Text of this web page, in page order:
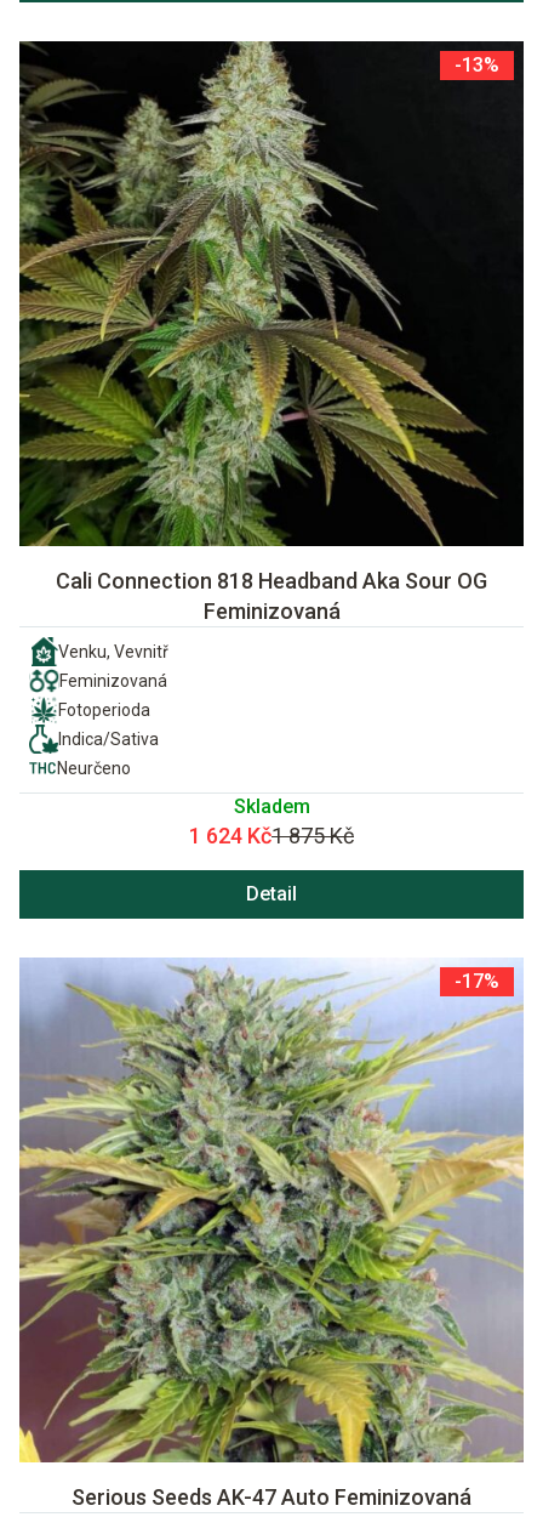
-13%
Cali Connection 818 Headband Aka Sour OG
Feminizovaná
Venku, Vevnitř
Feminizovaná
Fotoperioda
Indica/Sativa
Neurčeno
Skladem
1 624 Kč1 875 Kč
Detail
-17%
Serious Seeds AK-47 Auto Feminizovaná